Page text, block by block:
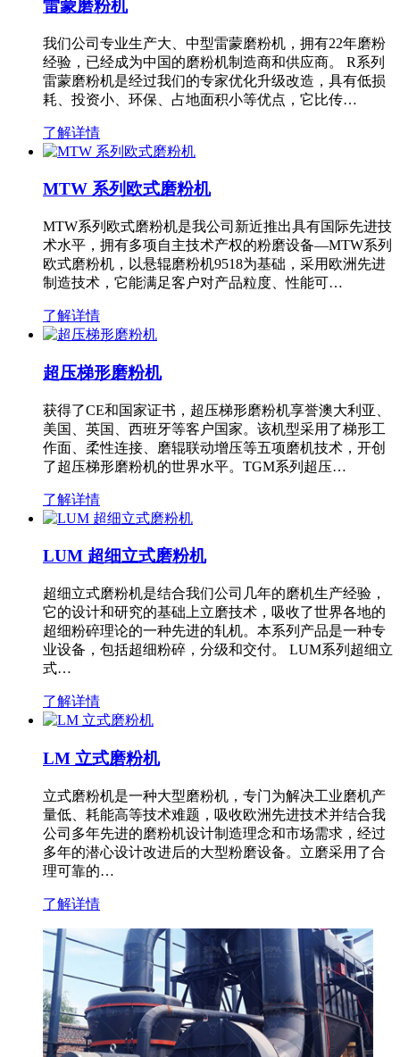
雷蒙磨粉机
我们公司专业生产大、中型雷蒙磨粉机，拥有22年磨粉
经验，已经成为中国的磨粉机制造商和供应商。 R系列
雷蒙磨粉机是经过我们的专家优化升级改造，具有低损
耗、投资小、环保、占地面积小等优点，它比传…
了解详情
MTW 系列欧式磨粉机
MTW系列欧式磨粉机是我公司新近推出具有国际先进技
术水平，拥有多项自主技术产权的粉磨设备—MTW系列
欧式磨粉机，以悬辊磨粉机9518为基础，采用欧洲先进
制造技术，它能满足客户对产品粒度、性能可…
了解详情
超压梯形磨粉机
获得了CE和国家证书，超压梯形磨粉机享誉澳大利亚、
美国、英国、西班牙等客户国家。该机型采用了梯形工
作面、柔性连接、磨辊联动增压等五项磨机技术，开创
了超压梯形磨粉机的世界水平。TGM系列超压…
了解详情
LUM 超细立式磨粉机
超细立式磨粉机是结合我们公司几年的磨机生产经验，
它的设计和研究的基础上立磨技术，吸收了世界各地的
超细粉碎理论的一种先进的轧机。本系列产品是一种专
业设备，包括超细粉碎，分级和交付。 LUM系列超细立
式…
了解详情
LM 立式磨粉机
立式磨粉机是一种大型磨粉机，专门为解决工业磨机产
量低、耗能高等技术难题，吸收欧洲先进技术并结合我
公司多年先进的磨粉机设计制造理念和市场需求，经过
多年的潜心设计改进后的大型粉磨设备。立磨采用了合
理可靠的…
了解详情